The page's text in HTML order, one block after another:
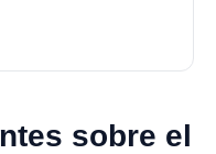
sobre el